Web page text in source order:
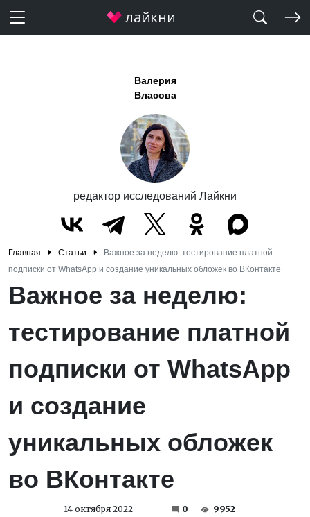
Валерия
Власова
редактор исследований Лайкни
Главная Статьи
Важное за неделю: тестирование платной
подписки от WhatsApp и создание уникальных обложек во ВКонтакте
Важное за неделю:
тестирование платной
подписки от WhatsApp
и создание
уникальных обложек
во ВКонтакте
14 октября 2022 0 9952